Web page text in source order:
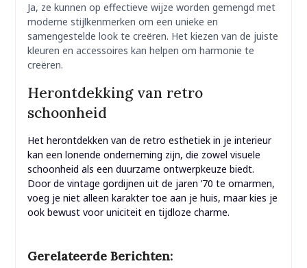
Ja, ze kunnen op effectieve wijze worden gemengd met
moderne stijlkenmerken om een unieke en
samengestelde look te creëren. Het kiezen van de juiste
kleuren en accessoires kan helpen om harmonie te
creëren.
Herontdekking van retro
schoonheid
Het herontdekken van de retro esthetiek in je interieur
kan een lonende onderneming zijn, die zowel visuele
schoonheid als een duurzame ontwerpkeuze biedt.
Door de vintage gordijnen uit de jaren ’70 te omarmen,
voeg je niet alleen karakter toe aan je huis, maar kies je
ook bewust voor uniciteit en tijdloze charme.
Gerelateerde Berichten: